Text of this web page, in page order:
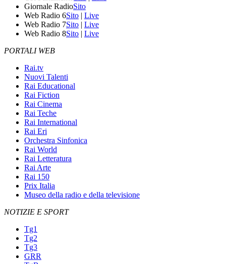
Giornale RadioSito
Web Radio 6Sito | Live
Web Radio 7Sito | Live
Web Radio 8Sito | Live
PORTALI WEB
Rai.tv
Nuovi Talenti
Rai Educational
Rai Fiction
Rai Cinema
Rai Teche
Rai International
Rai Eri
Orchestra Sinfonica
Rai World
Rai Letteratura
Rai Arte
Rai 150
Prix Italia
Museo della radio e della televisione
NOTIZIE E SPORT
Tg1
Tg2
Tg3
GRR